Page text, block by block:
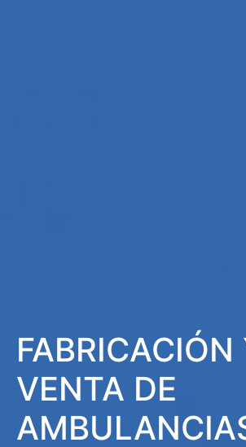
FABRICACIÓN
VENTA DE